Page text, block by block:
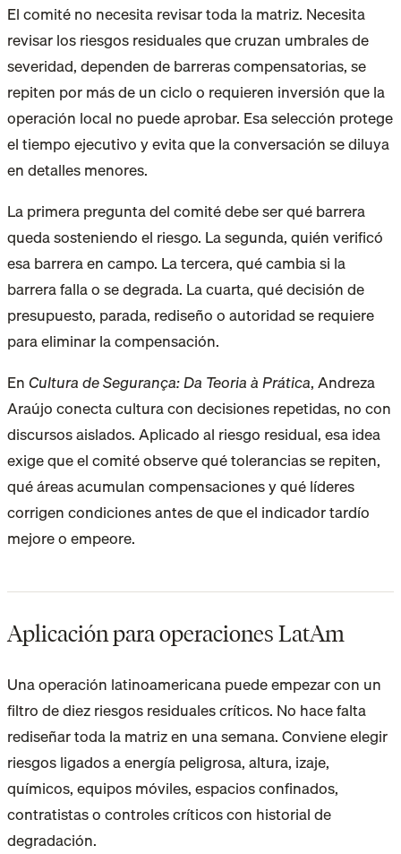
El comité no necesita revisar toda la matriz. Necesita
revisar los riesgos residuales que cruzan umbrales de
severidad, dependen de barreras compensatorias, se
repiten por más de un ciclo o requieren inversión que la
operación local no puede aprobar. Esa selección protege
el tiempo ejecutivo y evita que la conversación se diluya
en detalles menores.
La primera pregunta del comité debe ser qué barrera
queda sosteniendo el riesgo. La segunda, quién verificó
esa barrera en campo. La tercera, qué cambia si la
barrera falla o se degrada. La cuarta, qué decisión de
presupuesto, parada, rediseño o autoridad se requiere
para eliminar la compensación.
EnCultura de Segurança: Da Teoria à Prática, Andreza
Araújo conecta cultura con decisiones repetidas, no con
discursos aislados. Aplicado al riesgo residual, esa idea
exige que el comité observe qué tolerancias se repiten,
qué áreas acumulan compensaciones y qué líderes
corrigen condiciones antes de que el indicador tardío
mejore o empeore.
Aplicación para operaciones LatAm
Una operación latinoamericana puede empezar con un
filtro de diez riesgos residuales críticos. No hace falta
rediseñar toda la matriz en una semana. Conviene elegir
riesgos ligados a energía peligrosa, altura, izaje,
químicos, equipos móviles, espacios confinados,
contratistas o controles críticos con historial de
degradación.